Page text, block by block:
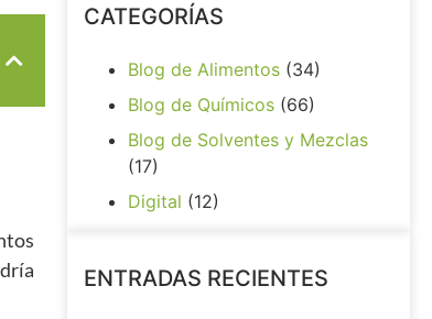
CATEGORÍAS
Blog de Alimentos (34)
Blog de Químicos (66)
Blog de Solventes y Mezclas
(17)
Digital (12)
ENTRADAS RECIENTES